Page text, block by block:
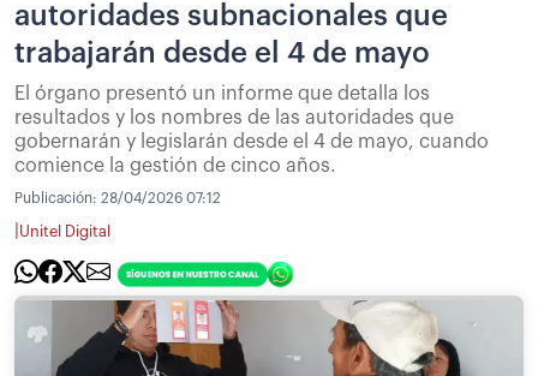
autoridades subnacionales que
trabajarán desde el 4 de mayo
El órgano presentó un informe que detalla los
resultados y los nombres de las autoridades que
gobernarán y legislarán desde el 4 de mayo, cuando
comience la gestión de cinco años.
Publicación: 28/04/2026 07:12
Unitel Digital